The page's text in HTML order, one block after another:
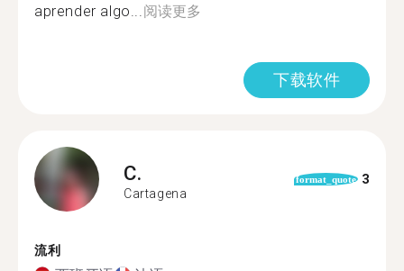
aprender algo...阅读更多
下载软件
C.
Cartagena
format_quote 3
流利